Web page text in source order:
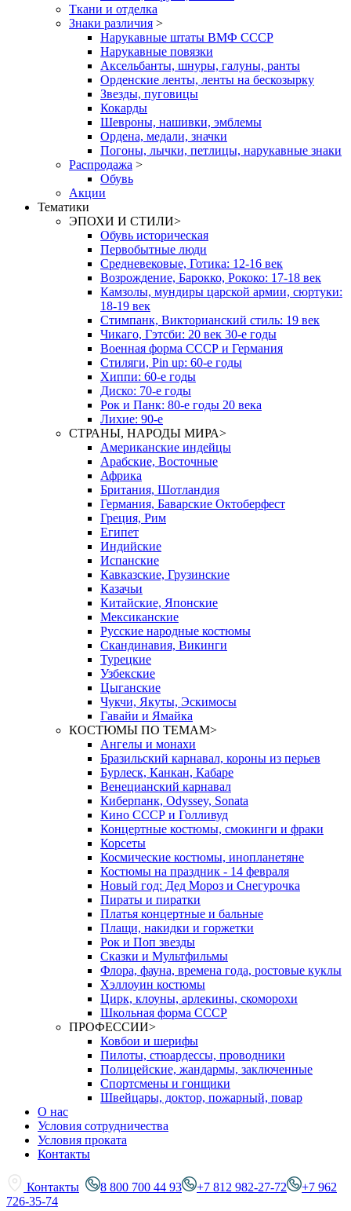
Ткани и отделка
Знаки различия >
Нарукавные штаты ВМФ СССР
Нарукавные повязки
Аксельбанты, шнуры, галуны, ранты
Орденские ленты, ленты на бескозырку
Звезды, пуговицы
Кокарды
Шевроны, нашивки, эмблемы
Ордена, медали, значки
Погоны, лычки, петлицы, нарукавные знаки
Распродажа >
Обувь
Акции
Тематики
ЭПОХИ И СТИЛИ>
Обувь историческая
Первобытные люди
Средневековые, Готика: 12-16 век
Возрождение, Барокко, Рококо: 17-18 век
Камзолы, мундиры царской армии, сюртуки:
18-19 век
Стимпанк, Викторианский стиль: 19 век
Чикаго, Гэтсби: 20 век 30-е годы
Военная форма СССР и Германия
Стиляги, Pin up: 60-е годы
Хиппи: 60-е годы
Диско: 70-е годы
Рок и Панк: 80-е годы 20 века
Лихие: 90-е
СТРАНЫ, НАРОДЫ МИРА>
Американские индейцы
Арабские, Восточные
Африка
Британия, Шотландия
Германия, Баварские Октоберфест
Греция, Рим
Египет
Индийские
Испанские
Кавказские, Грузинские
Казачьи
Китайские, Японские
Мексиканские
Русские народные костюмы
Скандинавия, Викинги
Турецкие
Узбекские
Цыганские
Чукчи, Якуты, Эскимосы
Гавайи и Ямайка
КОСТЮМЫ ПО ТЕМАМ>
Ангелы и монахи
Бразильский карнавал, короны из перьев
Бурлеск, Канкан, Кабаре
Венецианский карнавал
Киберпанк, Odyssey, Sonata
Кино СССР и Голливуд
Концертные костюмы, смокинги и фраки
Корсеты
Космические костюмы, инопланетяне
Костюмы на праздник - 14 февраля
Новый год: Дед Мороз и Снегурочка
Пираты и пиратки
Платья концертные и бальные
Плащи, накидки и горжетки
Рок и Поп звезды
Сказки и Мультфильмы
Флора, фауна, времена года, ростовые куклы
Хэллоуин костюмы
Цирк, клоуны, арлекины, скоморохи
Школьная форма СССР
ПРОФЕССИИ>
Ковбои и шерифы
Пилоты, стюардессы, проводники
Полицейские, жандармы, заключенные
Спортсмены и гонщики
Швейцары, доктор, пожарный, повар
О нас
Условия сотрудничества
Условия проката
Контакты
Контакты 8 800 700 44 93 +7 812 982-27-72
+7 962
726-35-74